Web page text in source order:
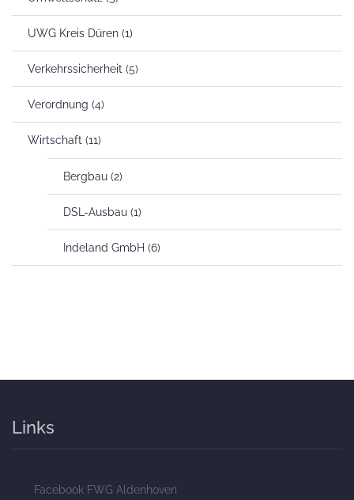
UWG Kreis Düren (1)
Verkehrssicherheit (5)
Verordnung (4)
Wirtschaft (11)
Bergbau (2)
DSL-Ausbau (1)
Indeland GmbH (6)
Links
Facebook FWG Aldenhoven